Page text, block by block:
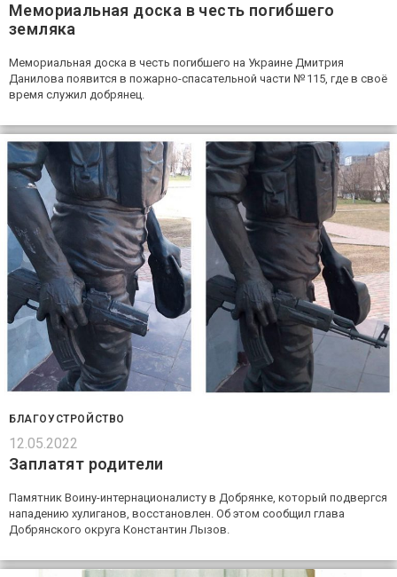
Мемориальная доска в честь погибшего
земляка
Мемориальная доска в честь погибшего на Украине Дмитрия
Данилова появится в пожарно-спасательной части № 115, где в своё
время служил добрянец.
БЛАГОУСТРОЙСТВО
12.05.2022
Заплатят родители
Памятник Воину-интернационалисту в Добрянке, который подвергся
нападению хулиганов, восстановлен. Об этом сообщил глава
Добрянского округа Константин Лызов.